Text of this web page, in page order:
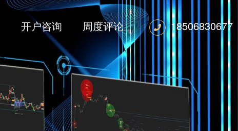
18506830677
开户咨询 周度评论